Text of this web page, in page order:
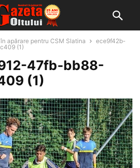
apărare pentru CSM Slatina
ece9f42b-
(1)
47fb-bb88-
(1)